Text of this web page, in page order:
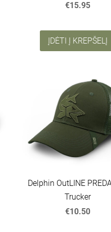
€15.95
ĮDĖTI Į KREPŠELĮ
Delphin OutLINE
Trucker
€10.50